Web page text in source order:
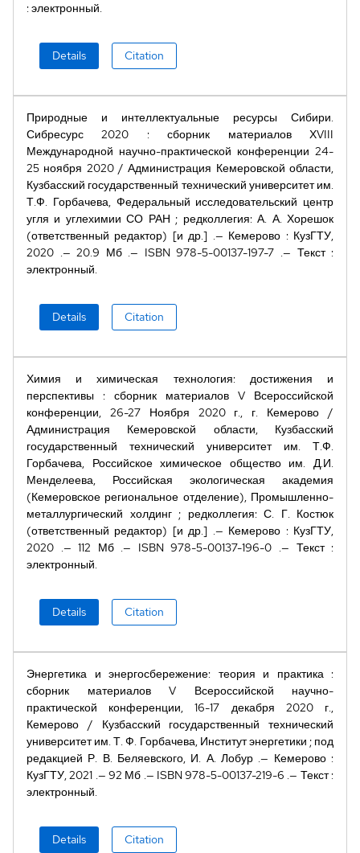
:электронный
Details Citation
Природные и интеллектуальные ресурсы Сибири.
Сибресурс 2020 :сборник материалов ХVIII
Международной научно-практической конференции 24-
25 ноября 2020/Администрация Кемеровской области,
Кузбасский государственный технический университет им.
Т.Ф. Горбачева, Федеральный исследовательский центр
угля и углехимии СО РАН ; редколлегия: А. А. Хорешок
(ответственный редактор) [и др.]
Кемерово : КузГТУ,
2020
20.9 Мб ISBN978-5-00137-197-7 Текст:
электронный
Details Citation
Химия и химическая технология: достижения и
перспективы : сборник материалов V Всероссийской
конференции, 26-27 Ноября 2020 г., г. Кемерово /
Администрация Кемеровской области, Кузбасский
государственный технический университет им. Т.Ф.
Горбачева, Российское химическое общество им. Д.И.
Менделеева, Российская экологическая академия
(Кемеровское региональное отделение), Промышленно-
металлургический холдинг; редколлегия: С. Г. Костюк
(ответственный редактор) [и др.]
Кемерово : КузГТУ,
2020
112 Мб ISBN978-5-00137-196-0 Текст:
электронный
Details Citation
Энергетика и энергосбережение: теория и практика:
сборник материалов V Всероссийской научно-
практической конференции, 16-17 декабря 2020 г.,
Кемерово / Кузбасский государственный технический
университет им. Т. Ф. Горбачева, Институт энергетики ; под
редакцией Р. В. Беляевского, И. А. Лобур
Кемерово:
КузГТУ,2021 92 Мб ISBN978-5-00137-219-6 Текст:
электронный
Details Citation